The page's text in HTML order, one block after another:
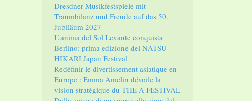
Dresdner Musikfestspiele mit
Traumbilanz und Freude auf das 50.
Jubiläum 2027
L’anima del Sol Levante conquista
Berlino: prima edizione del NATSU
HIKARI Japan Festival
Redéfinir le divertissement asiatique en
Europe : Emma Amelin dévoile la
vision stratégique du THE A FESTIVAL